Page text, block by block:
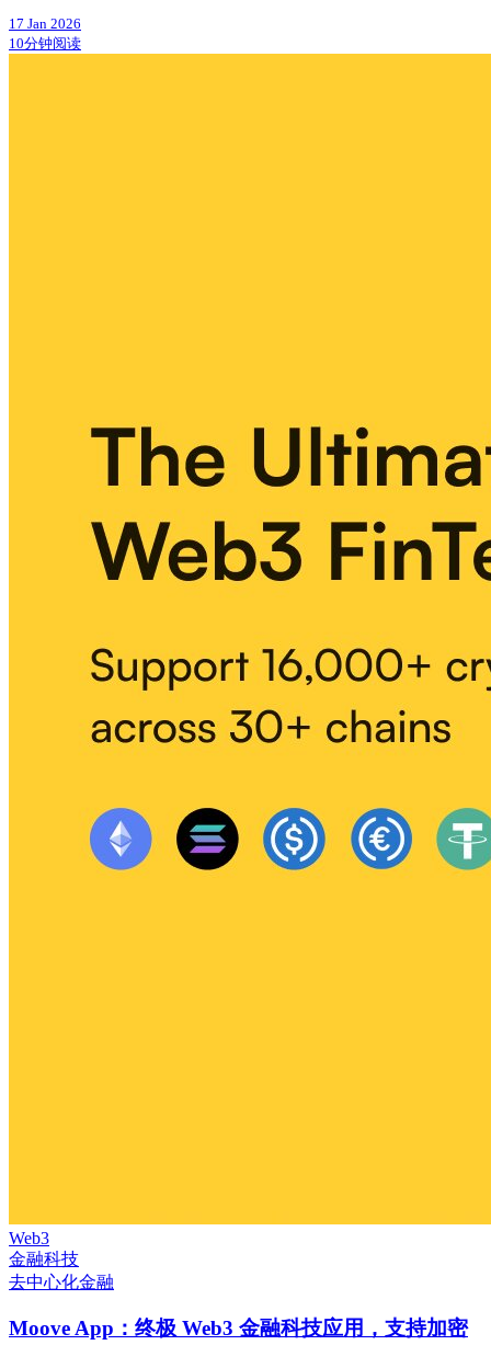
17 Jan 2026
10分钟阅读
Web3
金融科技
去中心化金融
Moove App：终极 Web3 金融科技应用，支持加密